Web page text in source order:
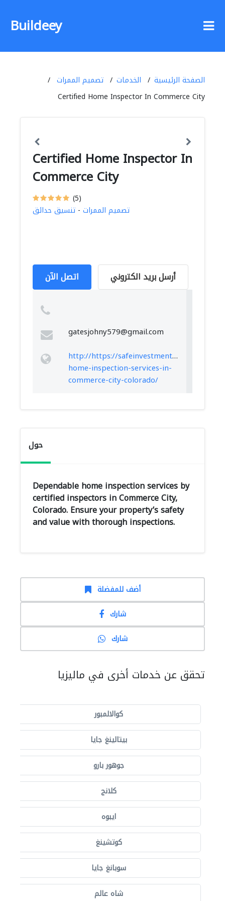
Buildeey
الصفحة الرئيسية الخدمات
تصميم الممرات
Certified Home Inspector In Commerce City
Certified Home Inspector In
Commerce City
(5)
تصميم الممرات - تنسيق حدائق
اتصل الآن أرسل بريد الكتروني
gatesjohny579@gmail.com
http://https://
home-inspection-services-in-
commerce-city-colorado/
حول
Dependable home inspection services by
certified inspectors in Commerce City,
Colorado. Ensure your property’s safety
and value with thorough inspections.
أضف للمفضلة
شارك
شارك
تحقق عن خدمات أخرى في ماليزيا
كوالالمبور
بيتالينغ جايا
جوهور بارو
كلانج
ايبوه
كوتشينغ
سوبانغ جايا
شاه عالم